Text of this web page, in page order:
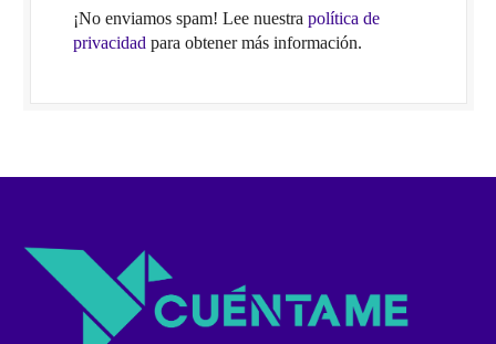
¡No enviamos spam! Lee nuestra política de
privacidad para obtener más información.